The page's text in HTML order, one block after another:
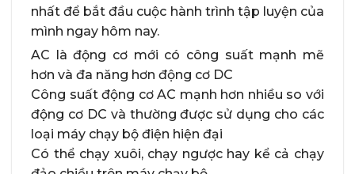
nhất để bắt đầu cuộc hành trình tập luyện của
mình ngay hôm nay.
AC là động cơ mới có công suất mạnh mẽ
hơn và đa năng hơn động cơ DC
Công suất động cơ AC mạnh hơn nhiều so với
động cơ DC và thường được sử dụng cho các
loại máy chạy bộ điện hiện đại
Có thể chạy xuôi, chạy ngược hay kể cả chạy